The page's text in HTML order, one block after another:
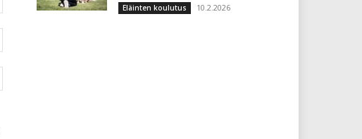
Eläinten koulutus 10.2.2026